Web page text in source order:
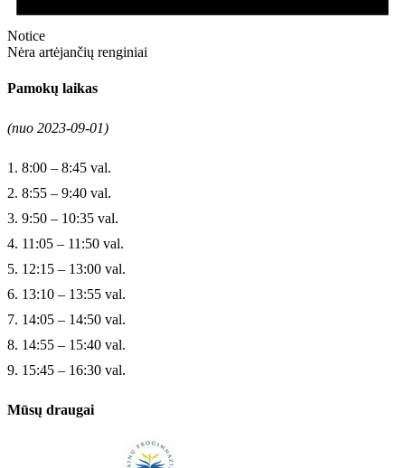
Notice
Nėra artėjančių renginiai
Pamokų laikas
(nuo 2023-09-01)
1. 8:00 – 8:45 val.
2. 8:55 – 9:40 val.
3. 9:50 – 10:35 val.
4. 11:05 – 11:50 val.
5. 12:15 – 13:00 val.
6. 13:10 – 13:55 val.
7. 14:05 – 14:50 val.
8. 14:55 – 15:40 val.
9. 15:45 – 16:30 val.
Mūsų draugai